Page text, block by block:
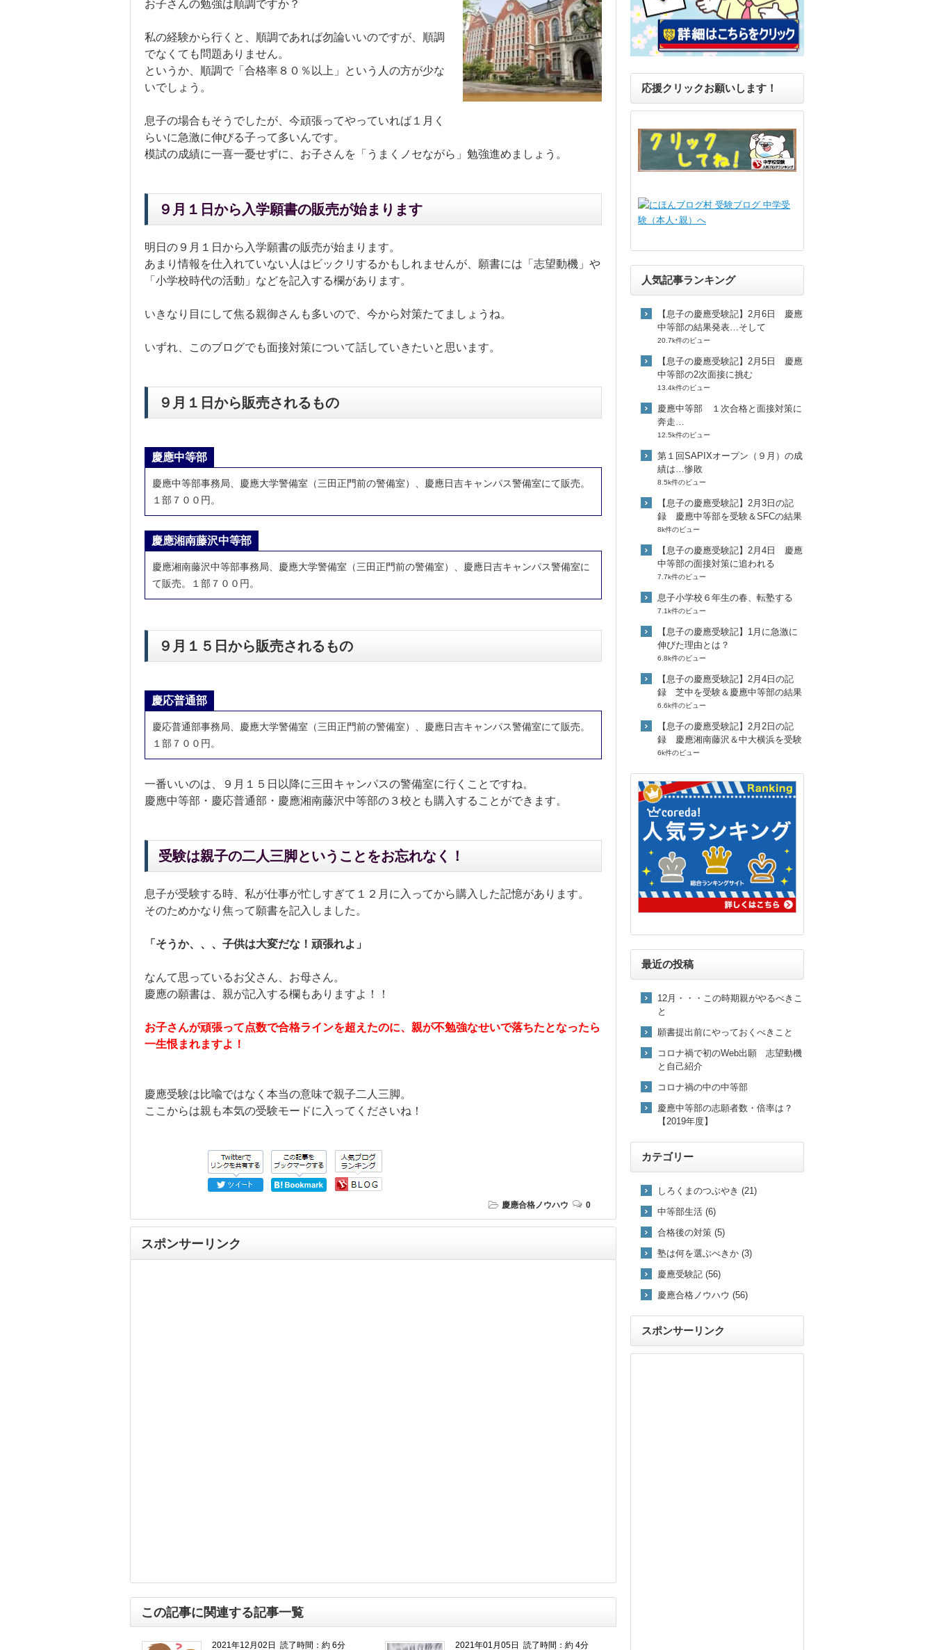
お子さんの勉強は順調ですか？
私の経験から行くと、順調であれば勿論いいのですが、順調
でなくても問題ありません。
というか、順調で「合格率８０％以上」という人の方が少な
いでしょう。
息子の場合もそうでしたが、今頑張ってやっていれば１月く
らいに急激に伸びる子って多いんです。
模試の成績に一喜一憂せずに、お子さんを「うまくノセながら」勉強進めましょう。
９月１日から入学願書の販売が始まります
明日の９月１日から入学願書の販売が始まります。
あまり情報を仕入れていない人はビックリするかもしれませんが、願書には「志望動機」や
「小学校時代の活動」などを記入する欄があります。
いきなり目にして焦る親御さんも多いので、今から対策たてましょうね。
いずれ、このブログでも面接対策について話していきたいと思います。
９月１日から販売されるもの
慶應中等部
慶應中等部事務局、慶應大学警備室（三田正門前の警備室）、慶應日吉キャンパス警備室にて販売。
１部７００円。
慶應湘南藤沢中等部
慶應湘南藤沢中等部事務局、慶應大学警備室（三田正門前の警備室）、慶應日吉キャンパス警備室に
て販売。１部７００円。
９月１５日から販売されるもの
慶応普通部
慶応普通部事務局、慶應大学警備室（三田正門前の警備室）、慶應日吉キャンパス警備室にて販売。
１部７００円。
一番いいのは、９月１５日以降に三田キャンパスの警備室に行くことですね。
慶應中等部・慶応普通部・慶應湘南藤沢中等部の３校とも購入することができます。
受験は親子の二人三脚ということをお忘れなく！
息子が受験する時、私が仕事が忙しすぎて１２月に入ってから購入した記憶があります。
そのためかなり焦って願書を記入しました。
「そうか、、、子供は大変だな！頑張れよ」
なんて思っているお父さん、お母さん。
慶應の願書は、親が記入する欄もありますよ！！
お子さんが頑張って点数で合格ラインを超えたのに、親が不勉強なせいで落ちたとなったら
一生恨まれますよ！
慶應受験は比喩ではなく本当の意味で親子二人三脚。
ここからは親も本気の受験モードに入ってくださいね！
慶應合格ノウハウ 0
スポンサーリンク
この記事に関連する記事一覧
2021年12月02日 読了時間：約 6分 2021年01月05日 読了時間：約 4分
応援クリックお願いします！
人気記事ランキング
【息子の慶應受験記】2月6日 慶應
中等部の結果発表…そして
20.7k件のビュー
【息子の慶應受験記】2月5日 慶應
中等部の2次面接に挑む
13.4k件のビュー
慶應中等部 １次合格と面接対策に
奔走…
12.5k件のビュー
第１回SAPIXオープン（９月）の成
績は…惨敗
8.5k件のビュー
【息子の慶應受験記】2月3日の記
録 慶應中等部を受験＆SFCの結果
8k件のビュー
【息子の慶應受験記】2月4日 慶應
中等部の面接対策に追われる
7.7k件のビュー
息子小学校６年生の春、転塾する
7.1k件のビュー
【息子の慶應受験記】1月に急激に
伸びた理由とは？
6.8k件のビュー
【息子の慶應受験記】2月4日の記
録 芝中を受験＆慶應中等部の結果
6.6k件のビュー
【息子の慶應受験記】2月2日の記
録 慶應湘南藤沢＆中大横浜を受験
6k件のビュー
最近の投稿
12月・・・この時期親がやるべきこ
と
願書提出前にやっておくべきこと
コロナ禍で初のWeb出願 志望動機
と自己紹介
コロナ禍の中の中等部
慶應中等部の志願者数・倍率は？
【2019年度】
カテゴリー
しろくまのつぶやき (21)
中等部生活 (6)
合格後の対策 (5)
塾は何を選ぶべきか (3)
慶應受験記 (56)
慶應合格ノウハウ (56)
スポンサーリンク